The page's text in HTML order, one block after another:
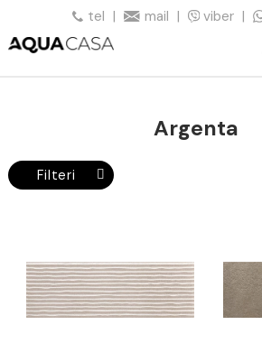
tel | mail | viber
Argenta
Filteri